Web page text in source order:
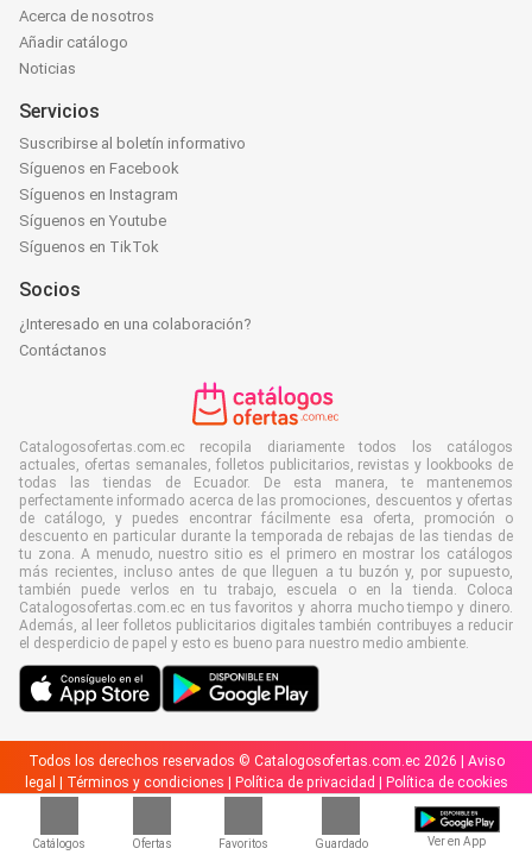
Catálogos Ofertas Favoritos Guardado Ver en App
Acerca de nosotros
Añadir catálogo
Noticias
Servicios
Suscribirse al boletín informativo
Síguenos en Facebook
Síguenos en Instagram
Síguenos en Youtube
Síguenos en TikTok
Socios
¿Interesado en una colaboración?
Contáctanos
Catalogosofertas.com.ec recopila diariamente todos los catálogos
actuales, ofertas semanales, folletos publicitarios, revistas y lookbooks de
todas las tiendas de Ecuador. De esta manera, te mantenemos
perfectamente informado acerca de las promociones, descuentos y ofertas
de catálogo, y puedes encontrar fácilmente esa oferta, promoción o
descuento en particular durante la temporada de rebajas de las tiendas de
tu zona. A menudo, nuestro sitio es el primero en mostrar los catálogos
más recientes, incluso antes de que lleguen a tu buzón y, por supuesto,
también puede verlos en tu trabajo, escuela o en la tienda. Coloca
Catalogosofertas.com.ec en tus favoritos y ahorra mucho tiempo y dinero.
Además, al leer folletos publicitarios digitales también contribuyes a reducir
el desperdicio de papel y esto es bueno para nuestro medio ambiente.
Todos los derechos reservados © Catalogosofertas.com.ec 2026 | Aviso
legal | Términos y condiciones | Política de privacidad | Política de cookies